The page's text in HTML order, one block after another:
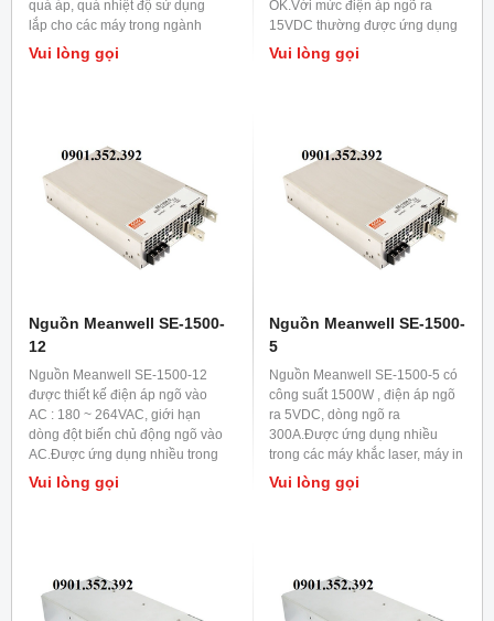
quá áp, quá nhiệt độ sử dụng
lắp cho các máy trong ngành
công nhiệp và viễn thông.
Vui lòng gọi
OK.Với mức điện áp ngõ ra
15VDC thường được ứng dụng
trong ngành viễn thông và các
thiết bị trong ngành phát thanh
Vui lòng gọi
Nguồn Meanwell SE-1500-
12
Nguồn Meanwell SE-1500-12
được thiết kế điện áp ngõ vào
AC : 180 ~ 264VAC, giới hạn
dòng đột biến chủ động ngõ vào
AC.Được ứng dụng nhiều trong
chiếu sáng LED và trong công
Vui lòng gọi
Nguồn Meanwell SE-1500-
5
Nguồn Meanwell SE-1500-5 có
công suất 1500W , điện áp ngõ
ra 5VDC, dòng ngõ ra
300A.Được ứng dụng nhiều
trong các máy khắc laser, máy in
3D và các thiết bị điện tử trong
viễn thông.
Vui lòng gọi